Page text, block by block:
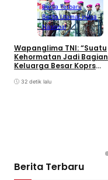
Berita Terbaru
Berita UtamaLingga
Nasional
Wapanglima TNI: “Suatu
Kehormatan Jadi Bagian
Keluarga Besar Koprs
32 detik lalu
Berita Terbaru